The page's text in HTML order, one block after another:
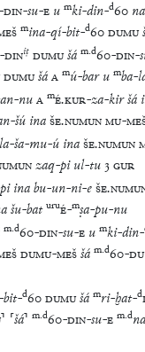
-DIN-su-E u mki-din-d60 na
mina-qí-bit-d60DUMU
-DINiṭ DUMUšá m.d60-DIN-
DUMUšáA mú-bar u mba-
-nuA mÉ.KUR-za-kiršá
-šú inaŠE.NUMUNMU-
la-ša-mu-ú inaŠE.NUMUN
zaq-pi ul-tu 3GUR
pi inabu-un-ni-eŠE.
šu-bat uruÉ-mṣa-pu-nu
m.d60-DIN-su-E u mki-din-
DUMU-MEŠšá m.d60-DU
bit-d60DUMUšá mri-ḫat-d
⸣ ⸢šá⸣ m.d60-DIN-su-E m.dna